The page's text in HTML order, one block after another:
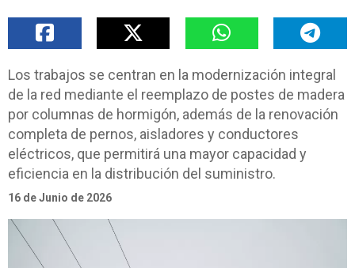
Los trabajos se centran en la modernización integral
de la red mediante el reemplazo de postes de madera
por columnas de hormigón, además de la renovación
completa de pernos, aisladores y conductores
eléctricos, que permitirá una mayor capacidad y
eficiencia en la distribución del suministro.
16 de Junio de 2026